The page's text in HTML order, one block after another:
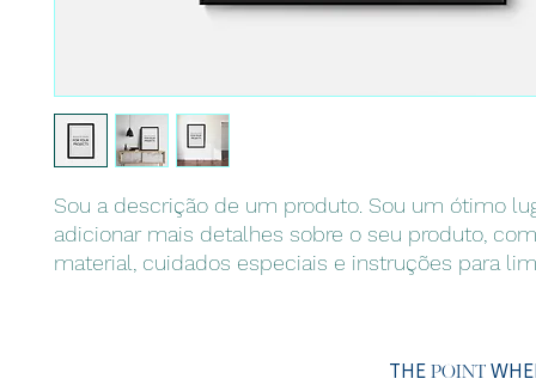
Sou a descrição de um produto. Sou um ótimo
adicionar mais detalhes sobre o seu produto,
material, cuidados especiais e instruções para
THE POINT